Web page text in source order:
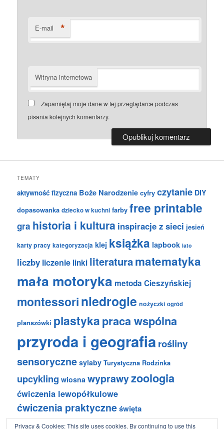
E-mail *
Witryna internetowa
Zapamiętaj moje dane w tej przeglądarce podczas
pisania kolejnych komentarzy.
TEMATY
aktywność fizyczna Boże Narodzenie cyfry czytanie DIY
dopasowanka dziecko w kuchni farby free printable
gra historia i kultura inspiracje z sieci jesień
karty pracy kategoryzacja klej książka lapbook lato
liczby liczenie linki literaturamatematyka
mała motoryka metoda Cieszyńskiej
montessoriniedrogie nożyczki ogród
planszówki plastykapraca wspólna
przyroda i geografiarośliny
sensoryczne sylaby Turystyczna Rodzinka
upcykling wiosna wyprawyzoologia
ćwiczenia lewopółkulowe
ćwiczenia praktyczneświęta
Privacy & Cookies: This site uses cookies. By continuing to use this